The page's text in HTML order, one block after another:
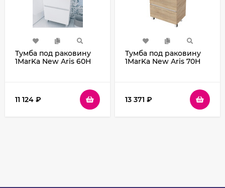
Тумба под раковину
1MarKa New Aris 60Н
11 124 ₽
Тумба под раковину
1MarKa New Aris 70Н
13 371 ₽